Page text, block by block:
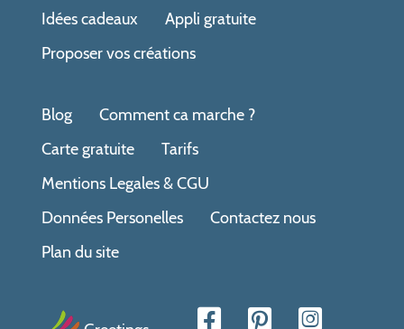
Idées cadeaux
Appli gratuite
Proposer vos créations
Blog
Comment ca marche ?
Carte gratuite
Tarifs
Mentions Legales & CGU
Données Personelles
Contactez nous
Plan du site